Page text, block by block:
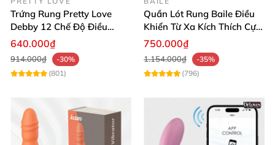
Trứng Rung Pretty Love
Debby 12 Chế Độ Điều
Khiển Từ Xa Siêu Mượt
640.000₫
914.000₫
-30%
(801)
Quần Lót Rung Baile Điều
Khiển Từ Xa Kích Thích Cực
Mạnh
750.000₫
1.154.000₫
-35%
(796)